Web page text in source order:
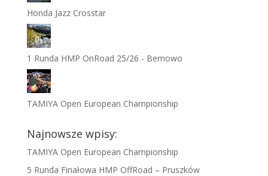
Honda Jazz Crosstar
1 Runda HMP OnRoad 25/26 - Bemowo
TAMIYA Open European Championship
Najnowsze wpisy:
TAMIYA Open European Championship
5 Runda Finałowa HMP OffRoad – Pruszków